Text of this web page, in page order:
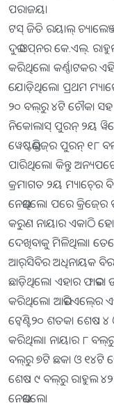
ପରାଜୟ।
ଟସ୍‍ ଜିତି ରୟାଲ୍‍
ଦୁଇ ଓପ୍‍ନର କେ.ଏଲ୍‍.
କରିଥିଲେ। କର୍ଣ୍ଣାଟକର
ଯୋଡ଼ିଥିଲେ। ପ୍ରଥମ
୨୦ ବଲ୍‍ରୁ ୪ଟି ଚୌକା
ନିକୋଲାସ୍‍ ପୁରନ୍‍ ୨ୟ
ୱେଷ୍ଟଇଣ୍ଡିଜ୍‍ର ପୁରନ୍‍
ପାରିଥିଲେ। କିନ୍ତୁ
କ୍ରମାଗତ ୨ୟ ମ୍ୟାଚ୍‍ରେ
ନେଇଥିଲେ। ପରେ କ୍ରିଜ୍‍ରେ
କରୁଣ ନାୟାର ଏକାଠି
ଦେଖିବାକୁ ମିଳିଥିଲା।
ଆର୍‍ସିବିର ଅଧିନାୟକ
ଛାଡ଼ିଥିଲେ। ଏହାର
କରିଥିଲେ। ଆଇପିଏଲ୍‍ରେ
ଟ୍ୱେଣ୍ଟି୨୦ ଶତକ। ଶେଷ
କରିଥିଲା। ନାୟାର ୮
ବଲ୍‍ରୁ ୭ଟି ଛକା ଓ ୧୪ଟି
ଶେଷ ୯ ବଲ୍‍ରୁ ରାହୁଲ
ନେଇଥିଲେ।